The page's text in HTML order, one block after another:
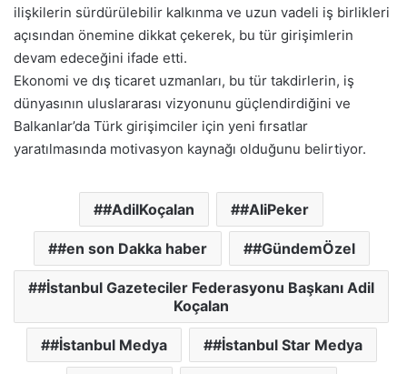
ilişkilerin sürdürülebilir kalkınma ve uzun vadeli iş birlikleri
açısından önemine dikkat çekerek, bu tür girişimlerin
devam edeceğini ifade etti.
Ekonomi ve dış ticaret uzmanları, bu tür takdirlerin, iş
dünyasının uluslararası vizyonunu güçlendirdiğini ve
Balkanlar’da Türk girişimciler için yeni fırsatlar
yaratılmasında motivasyon kaynağı olduğunu belirtiyor.
#AdilKoçalan #AliPeker
#en son Dakka haber #GündemÖzel
#İstanbul Gazeteciler Federasyonu Başkanı Adil
Koçalan
#İstanbul Medya #İstanbul Star Medya